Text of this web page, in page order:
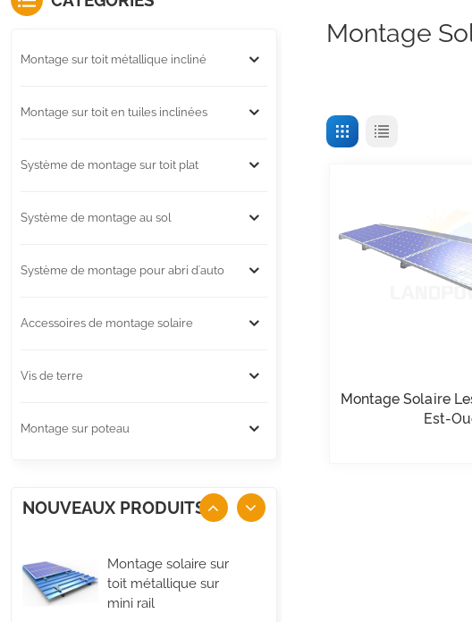
Montage
Montage Solaire
Est-
Montage sur toit métallique incliné
Montage sur toit en tuiles inclinées
Système de montage sur toit plat
Système de montage au sol
Système de montage pour abri d'auto
Accessoires de montage solaire
Vis de terre
Montage sur poteau
NOUVEAUX PRODUITS
Montage solaire sur
toit métallique sur
mini rail